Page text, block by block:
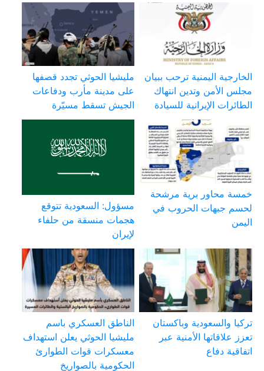
الخارجية اليمنية ترحب ببيان
مجلس الأمن وتدين انتهاك
الطائرات الإيرانية للسيادة
مليشيا الحوثي تجدد قصفها
على مدينة مأرب ودفاعات
الجيش تسقط مسيّرة
خمسة محاور برية مرشحة
لحسم جبهات الحروب في
اليمن
مسؤول: السعودية تتوقع
هجمات منسقة من حلفاء
لإيران
تركيا والسعودية وباكستان
تعزز علاقاتها الأمنية عبر
اتفاقية دفاع
الناطق العسكري باسم
مليشيا الحوثي يعلن استهداف
معسكرات قوات الطوارئ
الحكومية بالصواريخ